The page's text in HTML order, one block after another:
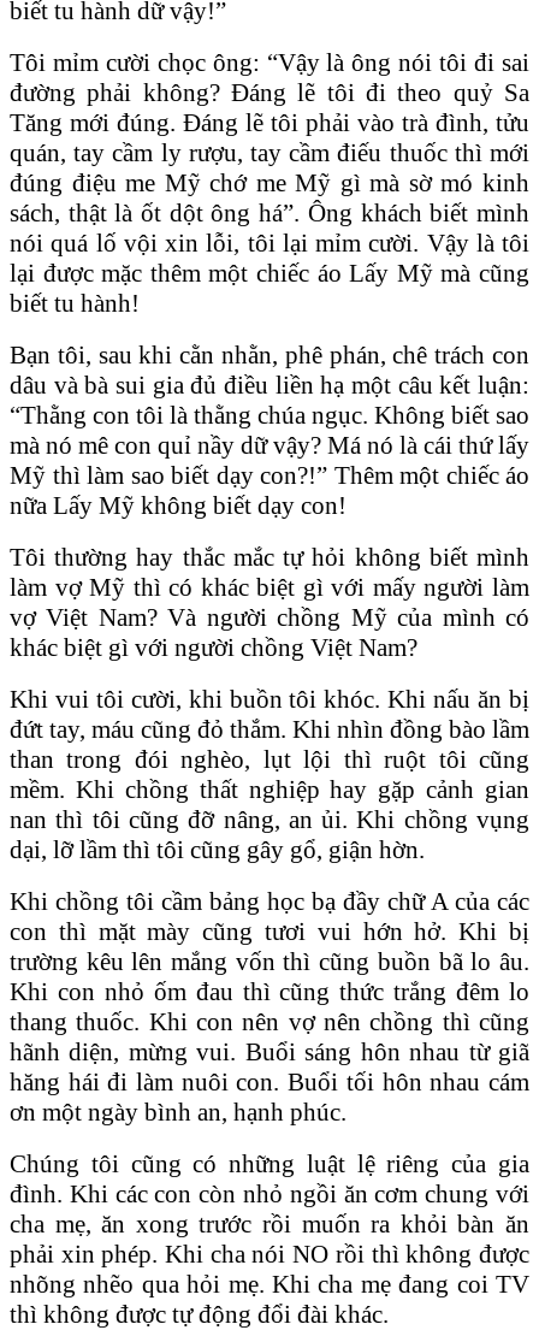
biết tu hành dữ vậy!”
Tôi mỉm cười chọc ông: “Vậy là ông nói tôi đi sai
đường phải không? Đáng lẽ tôi đi theo quỷ Sa
Tăng mới đúng. Đáng lẽ tôi phải vào trà đình, tửu
quán, tay cầm ly rượu, tay cầm điếu thuốc thì mới
đúng điệu me Mỹ chớ me Mỹ gì mà sờ mó kinh
sách, thật là ốt dột ông há”. Ông khách biết mình
nói quá lố vội xin lỗi, tôi lại mỉm cười. Vậy là tôi
lại được mặc thêm một chiếc áo Lấy Mỹ mà cũng
biết tu hành!
Bạn tôi, sau khi cằn nhằn, phê phán, chê trách con
dâu và bà sui gia đủ điều liền hạ một câu kết luận:
“Thằng con tôi là thằng chúa ngục. Không biết sao
mà nó mê con quỉ nầy dữ vậy? Má nó là cái thứ lấy
Mỹ thì làm sao biết dạy con?!” Thêm một chiếc áo
nữa Lấy Mỹ không biết dạy con!
Tôi thường hay thắc mắc tự hỏi không biết mình
làm vợ Mỹ thì có khác biệt gì với mấy người làm
vợ Việt Nam? Và người chồng Mỹ của mình có
khác biệt gì với người chồng Việt Nam?
Khi vui tôi cười, khi buồn tôi khóc. Khi nấu ăn bị
đứt tay, máu cũng đỏ thắm. Khi nhìn đồng bào lầm
than trong đói nghèo, lụt lội thì ruột tôi cũng
mềm. Khi chồng thất nghiệp hay gặp cảnh gian
nan thì tôi cũng đỡ nâng, an ủi. Khi chồng vụng
dại, lỡ lầm thì tôi cũng gây gổ, giận hờn.
Khi chồng tôi cầm bảng học bạ đầy chữ A của các
con thì mặt mày cũng tươi vui hớn hở. Khi bị
trường kêu lên mắng vốn thì cũng buồn bã lo âu.
Khi con nhỏ ốm đau thì cũng thức trắng đêm lo
thang thuốc. Khi con nên vợ nên chồng thì cũng
hãnh diện, mừng vui. Buổi sáng hôn nhau từ giã
hăng hái đi làm nuôi con. Buổi tối hôn nhau cám
ơn một ngày bình an, hạnh phúc.
Chúng tôi cũng có những luật lệ riêng của gia
đình. Khi các con còn nhỏ ngồi ăn cơm chung với
cha mẹ, ăn xong trước rồi muốn ra khỏi bàn ăn
phải xin phép. Khi cha nói NO rồi thì không được
nhõng nhẽo qua hỏi mẹ. Khi cha mẹ đang coi TV
thì không được tự động đổi đài khác.